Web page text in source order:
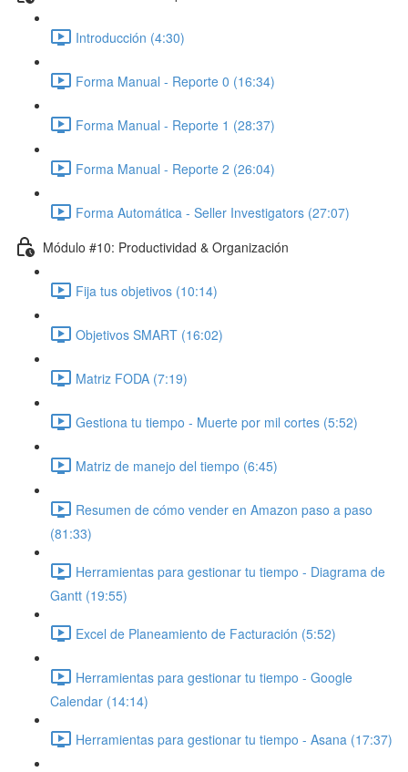
Introducción (4:30)
Forma Manual - Reporte 0 (16:34)
Forma Manual - Reporte 1 (28:37)
Forma Manual - Reporte 2 (26:04)
Forma Automática - Seller Investigators (27:07)
Módulo #10: Productividad & Organización
Fija tus objetivos (10:14)
Objetivos SMART (16:02)
Matriz FODA (7:19)
Gestiona tu tiempo - Muerte por mil cortes (5:52)
Matriz de manejo del tiempo (6:45)
Resumen de cómo vender en Amazon paso a paso
(81:33)
Herramientas para gestionar tu tiempo - Diagrama de
Gantt (19:55)
Excel de Planeamiento de Facturación (5:52)
Herramientas para gestionar tu tiempo - Google
Calendar (14:14)
Herramientas para gestionar tu tiempo - Asana (17:37)